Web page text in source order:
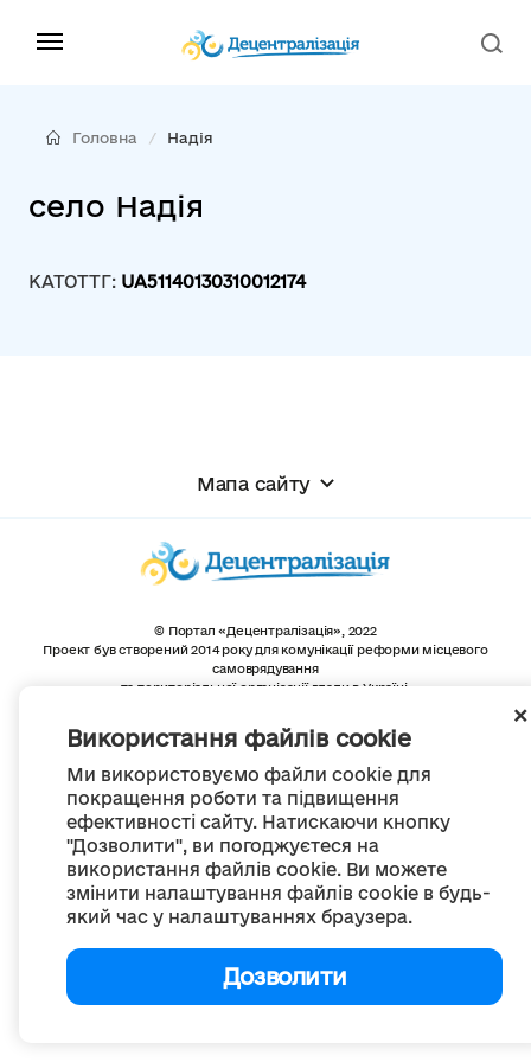
Використання файлів cookie
Ми використовуємо файли cookie для
покращення роботи та підвищення
ефективності сайту. Натискаючи кнопку
"Дозволити", ви погоджуєтеся на
використання файлів cookie. Ви можете
змінити налаштування файлів cookie в будь-
який час у налаштуваннях браузера.
Дозволити
Головна Надія
село Надія
КАТОТТГ: UA51140130310012174
Мапа сайту
© Портал «Децентралізація», 2022
Проект був створений 2014 року для комунікації реформи місцевого
самоврядування
та територіальної організації влади в Україні.
Весь контент доступний за ліцензією
Creative Commons Attribution 4.0 International license,
якщо не зазначено інше